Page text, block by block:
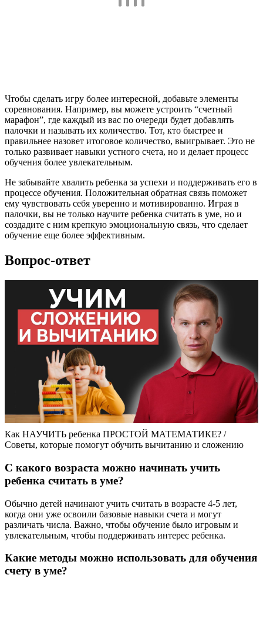
Чтобы сделать игру более интересной, добавьте элементы
соревнования. Например, вы можете устроить “счетный
марафон”, где каждый из вас по очереди будет добавлять
палочки и называть их количество. Тот, кто быстрее и
правильнее назовет итоговое количество, выигрывает. Это не
только развивает навыки устного счета, но и делает процесс
обучения более увлекательным.
Не забывайте хвалить ребенка за успехи и поддерживать его в
процессе обучения. Положительная обратная связь поможет
ему чувствовать себя уверенно и мотивированно. Играя в
палочки, вы не только научите ребенка считать в уме, но и
создадите с ним крепкую эмоциональную связь, что сделает
обучение еще более эффективным.
Вопрос-ответ
Как НАУЧИТЬ ребенка ПРОСТОЙ МАТЕМАТИКЕ? /
Советы, которые помогут обучить вычитанию и сложению
С какого возраста можно начинать учить
ребенка считать в уме?
Обычно детей начинают учить считать в возрасте 4-5 лет,
когда они уже освоили базовые навыки счета и могут
различать числа. Важно, чтобы обучение было игровым и
увлекательным, чтобы поддерживать интерес ребенка.
Какие методы можно использовать для обучения
счету в уме?